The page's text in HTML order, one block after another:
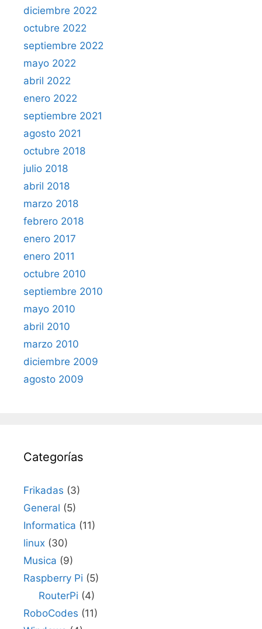
diciembre 2022
octubre 2022
septiembre 2022
mayo 2022
abril 2022
enero 2022
septiembre 2021
agosto 2021
octubre 2018
julio 2018
abril 2018
marzo 2018
febrero 2018
enero 2017
enero 2011
octubre 2010
septiembre 2010
mayo 2010
abril 2010
marzo 2010
diciembre 2009
agosto 2009
Categorías
Frikadas (3)
General (5)
Informatica (11)
linux (30)
Musica (9)
Raspberry Pi (5)
RouterPi (4)
RoboCodes (11)